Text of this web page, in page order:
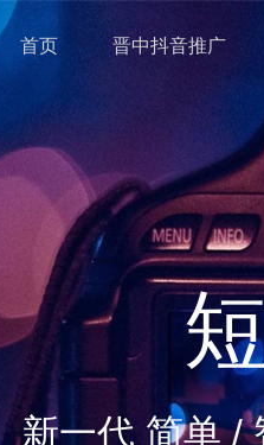
首页 晋中抖音推广
一直